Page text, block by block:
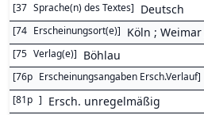
[37 Sprache(n) des Textes] Deutsch
[74 Erscheinungsort(e)] Köln ;
[75 Verlag(e)] Böhlau
[76p Erscheinungsangaben Ersch.Verlauf]
[81p ] Ersch. unregelmäßig